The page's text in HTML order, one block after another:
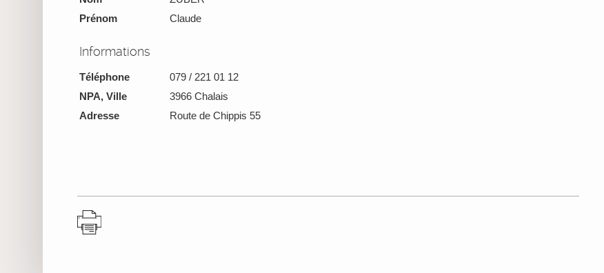
Prénom
Claude
Informations
Téléphone
079 / 221 01 12
NPA, Ville
3966 Chalais
Adresse
Route de Chippis 55